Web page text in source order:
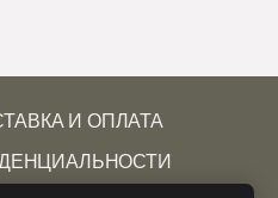
И ОПЛАТА